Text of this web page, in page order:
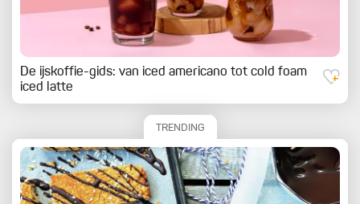
De ijskoffie-gids: van iced americano tot cold foam
iced latte
TRENDING